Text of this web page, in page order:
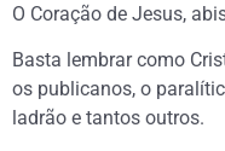
O Coração de Jesus,
Basta lembrar como
os publicanos, o
ladrão e tantos outros.